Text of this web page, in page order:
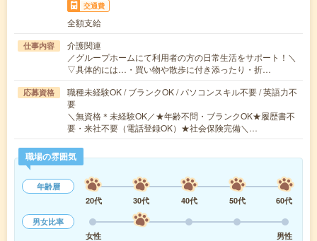
交通費
全額支給
仕事内容
介護関連
／グループホームにて利用者の方の日常生活をサポート！＼
▽具体的には…・買い物や散歩に付き添ったり・折…
応募資格
職種未経験OK / ブランクOK / パソコンスキル不要 / 英語力不
要
＼無資格＊未経験OK／★年齢不問・ブランクOK★履歴書不
要・来社不要（電話登録OK）★社会保険完備＼…
職場の雰囲気
年齢層
20代
30代 40代 50代
60代
男女比率
女性
男性